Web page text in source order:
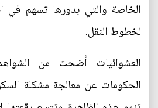
الخاصة والتي بدورها تسهم في
لخطوط النقل.
العشوائيات أضحت من
الحكومات عن معالجة مشكلة